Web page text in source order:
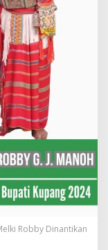
Robby Dinantikan